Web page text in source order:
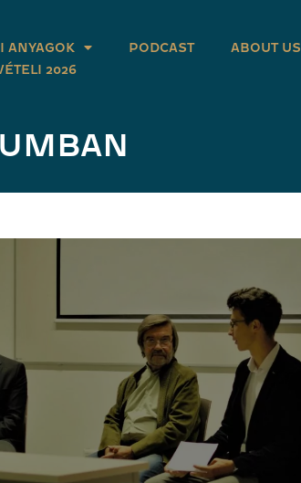
ANYAGOK PODCAST
ABOUT US
2026